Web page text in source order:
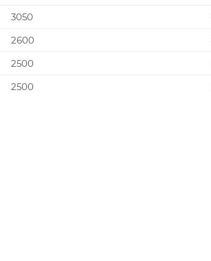
3050
2600
2500
2500